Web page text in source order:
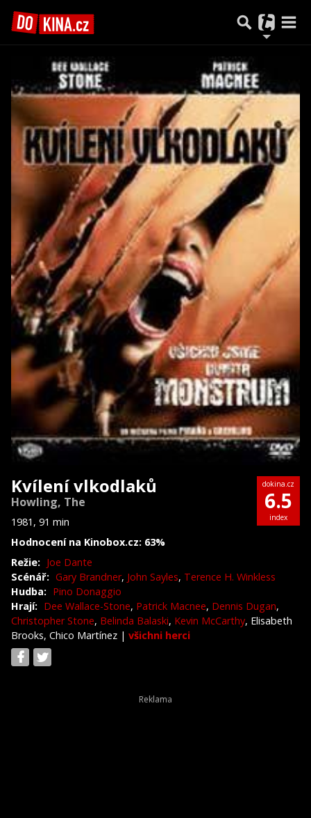
Kvílení vlkodlaků
Howling, The
1981, 91 min
Hodnocení na Kinobox.cz: 63%
dokina.cz
6.5
index
Režie: Joe Dante
Scénář: Gary Brandner, John Sayles, Terence H. Winkless
Hudba: Pino Donaggio
Hrají: Dee Wallace-Stone, Patrick Macnee, Dennis Dugan,
Christopher Stone, Belinda Balaski, Kevin McCarthy, Elisabeth
Brooks, Chico Martínez | všichni herci